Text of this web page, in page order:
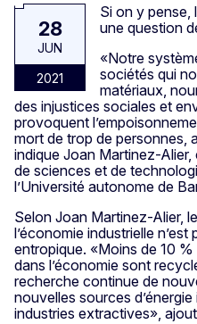
28
JUN
2021
Si on y pense,
une question
«Notre
sociétés qui
matériaux,
des injustices sociales et
provoquent
mort de trop de personnes,
indique Joan Martinez-Alier,
de sciences et de
l’Université autonome de
Selon Joan Martinez-Alier,
l’économie industrielle n’est
entropique. «Moins de 10
dans l’économie sont
recherche continue de
nouvelles sources
industries extractives»,